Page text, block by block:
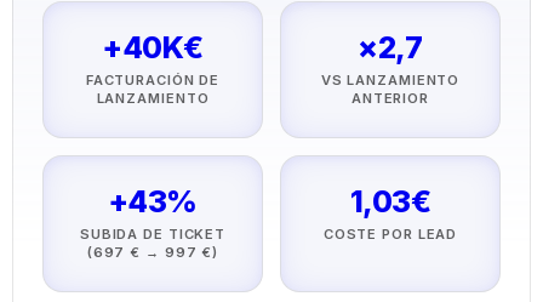
+40K€
FACTURACIÓN DE
LANZAMIENTO
×2,7
VS LANZAMIENTO
ANTERIOR
+43%
SUBIDA DE TICKET
(697 € → 997 €)
1,03€
COSTE POR LEAD